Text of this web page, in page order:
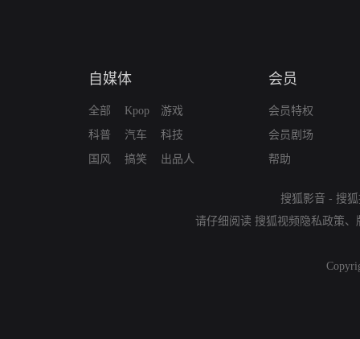
自媒体
全部
科普
国风
Kpop
汽车
搞笑
游戏
科技
出品人
会员
会员特权
会员剧场
帮助
搜狐影音 - 搜
请仔细阅读 搜狐视频隐私政策、